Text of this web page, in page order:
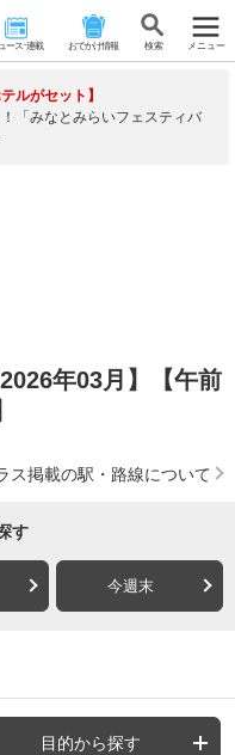
ース･連載 おでかけ情報 検 索 メニュー
ルがセット】
「みなとみらいフェスティバ
年03月】【午前
ス掲載の駅・路線について
す
今週末
目的から探す